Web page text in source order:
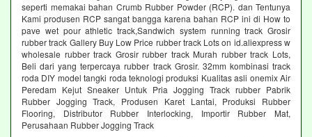
seperti memakai bahan Crumb Rubber Powder (RCP). dan Tentunya
Kami produsen RCP sangat bangga karena bahan RCP ini di How to
pave wet pour athletic track,Sandwich system running track Grosir
rubber track Gallery Buy Low Price rubber track Lots on id.aliexpress w
wholesale rubber track Grosir rubber track Murah rubber track Lots,
Beli dari yang terpercaya rubber track Grosir. 32mm kombinasi track
roda DIY model tangki roda teknologi produksi Kualitas asli onemix Air
Peredam Kejut Sneaker Untuk Pria Jogging Track rubber Pabrik
Rubber Jogging Track, Produsen Karet Lantai, Produksi Rubber
Flooring, Distributor Rubber Interlocking, Importir Rubber Mat,
Perusahaan Rubber Jogging Track